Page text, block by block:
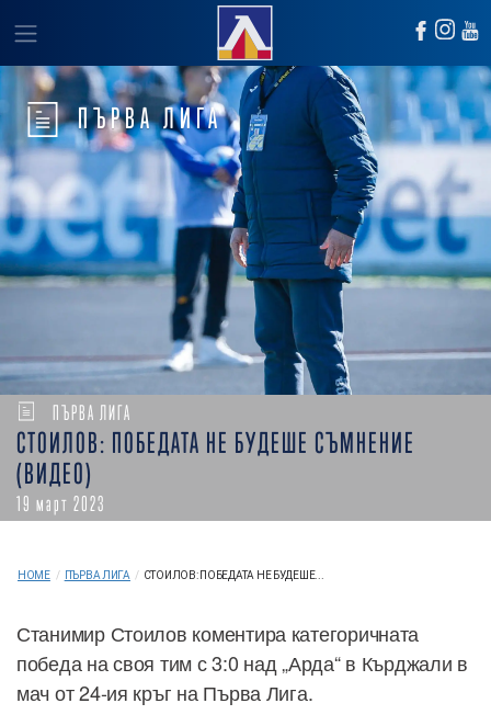
ПЪРВА ЛИГА
ПЪРВА ЛИГА
СТОИЛОВ: ПОБЕДАТА НЕ БУДЕШЕ СЪМНЕНИЕ
(ВИДЕО)
19 март 2023
HOME / ПЪРВА ЛИГА / СТОИЛОВ: ПОБЕДАТА НЕ БУДЕШЕ...
Станимир Стоилов коментира категоричната
победа на своя тим с 3:0 над „Арда“ в Кърджали в
мач от 24-ия кръг на Първа Лига.